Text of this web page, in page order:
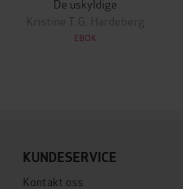
Kristine T.G. Hardeberg
EBOK
KUNDESERVICE
Kontakt oss